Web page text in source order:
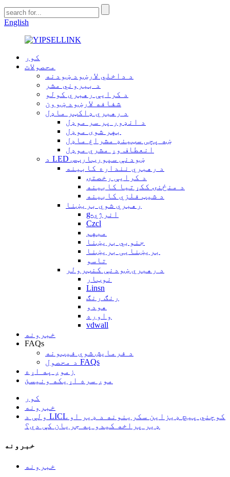
English
کور
محصولات
د داخلي لارښود ښودنه
د بیروني مشر
د کرایې رهبري کولو
شفافه لارښود ښوون
د رهبري ډاکټر ماډل
د انډور پر سر موډل
بهر شوی موډل
ښه پچی سټینډ مشراغ ماډل
انعطاف وړ مشري موډل
د LED ښودنې سپورټارټس
د رهبري ننداره کابینه
د کرایې رخصتۍ
د منځنۍ ککړتیا کابینه
د شیټ فلزي کابینه
رهبري شوي بریښنا
g-انرژي
Czcl
مبهم
جنوبي بریښنا
بریښنایی بریښنا
تاسو
د رهبري ښودنې کنټرولر
نوټار
Linsn
رنګ رنګ
هودو
واوره
vdwall
خبرونه
FAQs
د فرمایش شوي فیټونه
د محصول FAQs
زموږ په اړه
موږ سره اړیکه ونیسئ
کور
خبرونه
ولې د LICL کوچني پیچ ډیزاین سکرینونه د ډیر او
ډیر پراخه کیدو په جریان کې دي؟
خبرونه
خبرونه